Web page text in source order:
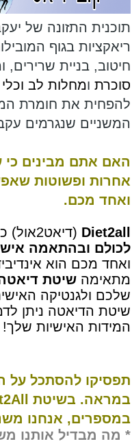
תוכנית התזונה של
ריאקציות בגוף
חיטוב, בניית שרירים,
סוכרת ומחלות לב
להפחית את חומרת
המשניים שנגרמים
האם אתם מבינים כי
אחרות ופשוטות
ואחד מכם.
Diet2all (דיאט2אול) כשמה כן היא:
לכולם ובהתאמה
ואחד מכם הוא
מתאימה שיטת דיאטה
שלכם ולגנטיקה
שיטת הדיאטה ניתן
המידות האישיות שלך!
תפסיקו להסתכל על
במספרים, אנחנו
* מה מבדיל אותנו